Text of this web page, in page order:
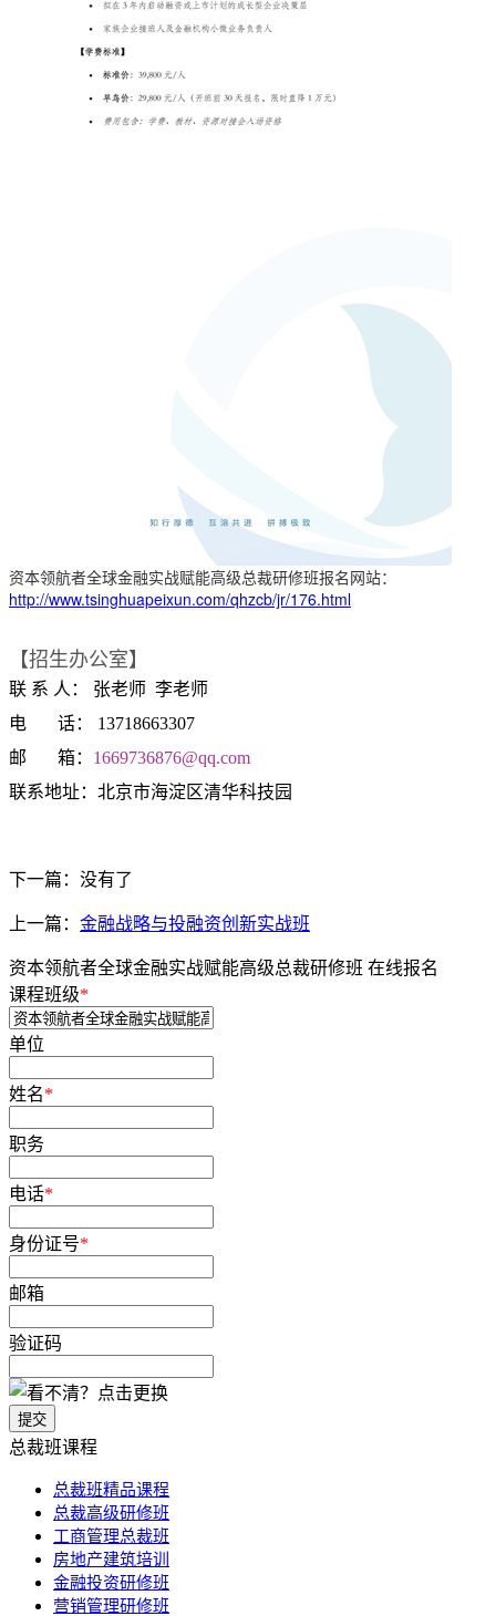
资本领航者全球金融实战赋能高级总裁研修班报名网站：
http://www.tsinghuapeixun.com/qhzcb/jr/176.html
【招生办公室】
联 系 人： 张老师 李老师
电 话： 13718663307
邮 箱： 1669736876@qq.com
联系地址：北京市海淀区清华科技园
下一篇：没有了
上一篇： 金融战略与投融资创新实战班
资本领航者全球金融实战赋能高级总裁研修班 在线报名
课程班级*
单位
姓名*
职务
电话*
身份证号*
邮箱
验证码
提交
总裁班课程
总裁班精品课程
总裁高级研修班
工商管理总裁班
房地产建筑培训
金融投资研修班
营销管理研修班